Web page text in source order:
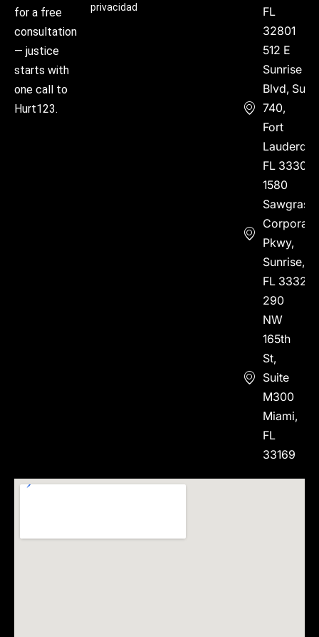
for a free
consultation
— justice
starts with
one call to
Hurt123.
privacidad
FL
32801
512 E
Sunrise
Blvd, Suite
740,
Fort
FL 33304
1580
Sawgrass
Corporate
Pkwy,
Sunrise,
FL 33323
290
NW
165th
St,
Suite
M300
Miami,
FL
33169